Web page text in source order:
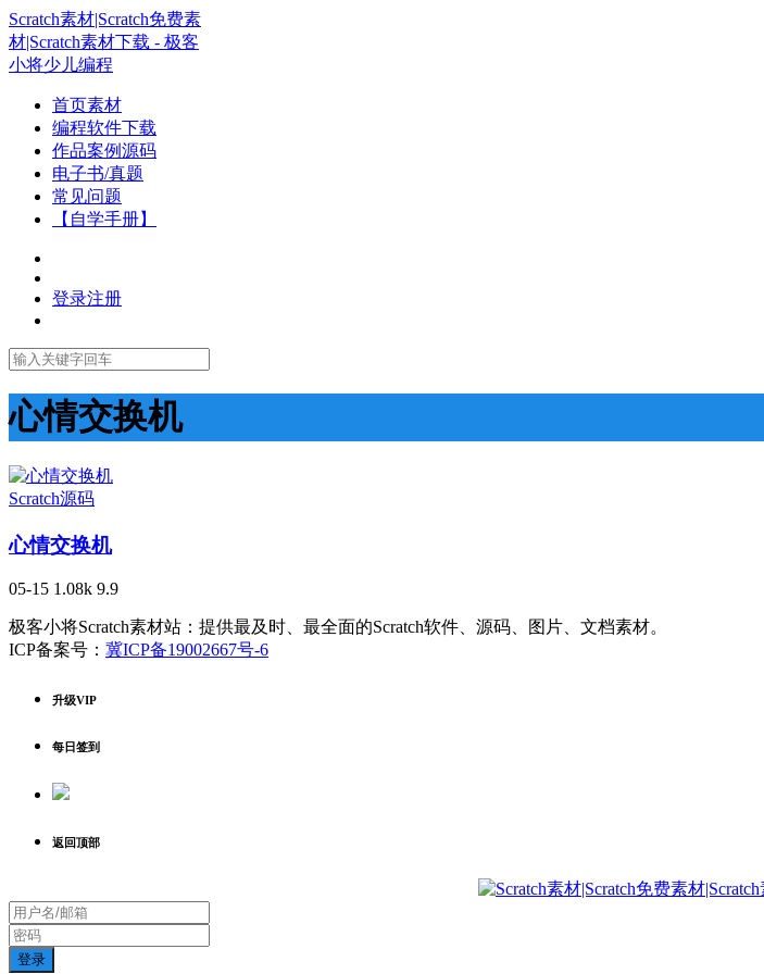
Scratch素材|Scratch免费素
材|Scratch素材下载 - 极客
小将少儿编程
首页素材
编程软件下载
作品案例源码
电子书/真题
常见问题
【自学手册】
登录注册
心情交换机
Scratch源码
心情交换机
05-15 1.08k 9.9
极客小将Scratch素材站：提供最及时、最全面的Scratch软件、源码、图片、文档素材。
ICP备案号： 冀ICP备19002667号-6
升级VIP
每日签到
返回顶部